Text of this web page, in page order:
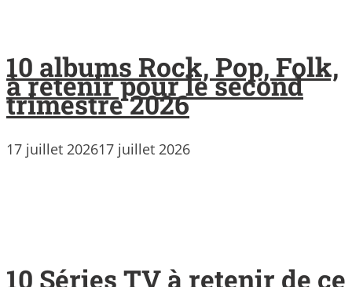
10 albums Rock, Pop, Folk,
à retenir pour le second
trimestre 2026
17 juillet 202617 juillet 2026
10 Séries TV à retenir de ce